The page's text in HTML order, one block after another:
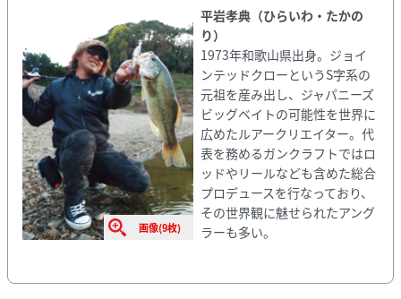
画像(9枚)
平岩孝典（ひらいわ・たかの
り）
1973年和歌山県出身。ジョイ
ンテッドクローというS字系の
元祖を産み出し、ジャパニーズ
ビッグベイトの可能性を世界に
広めたルアークリエイター。代
表を務めるガンクラフトではロ
ッドやリールなども含めた総合
プロデュースを行なっており、
その世界観に魅せられたアング
ラーも多い。